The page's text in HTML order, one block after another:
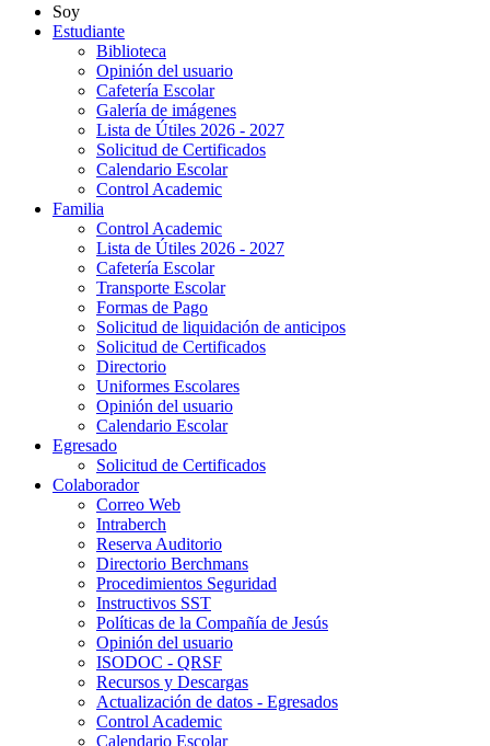
Soy
Estudiante
Biblioteca
Opinión del usuario
Cafetería Escolar
Galería de imágenes
Lista de Útiles 2026 - 2027
Solicitud de Certificados
Calendario Escolar
Control Academic
Familia
Control Academic
Lista de Útiles 2026 - 2027
Cafetería Escolar
Transporte Escolar
Formas de Pago
Solicitud de liquidación de anticipos
Solicitud de Certificados
Directorio
Uniformes Escolares
Opinión del usuario
Calendario Escolar
Egresado
Solicitud de Certificados
Colaborador
Correo Web
Intraberch
Reserva Auditorio
Directorio Berchmans
Procedimientos Seguridad
Instructivos SST
Políticas de la Compañía de Jesús
Opinión del usuario
ISODOC - QRSF
Recursos y Descargas
Actualización de datos - Egresados
Control Academic
Calendario Escolar